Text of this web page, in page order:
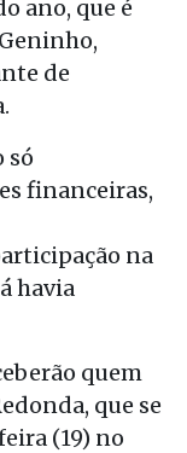
ano, que é
de
só
financeiras,
na
havia
quem
que se
(19) no